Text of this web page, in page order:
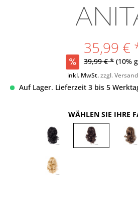
35,99 €
39,99 € * (10%
inkl. MwSt.zzgl.
Auf Lager. Lieferzeit 3 bis 5
WÄHLEN SIE IHRE